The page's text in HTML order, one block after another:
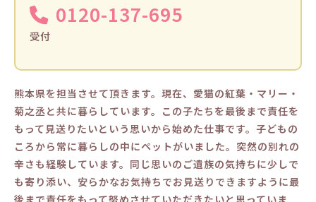
0120-137-695
受付
熊本県を担当させて頂きます。現在、愛猫の紅葉・マリー・
菊之丞と共に暮らしています。この子たちを最後まで責任を
もって見送りたいという思いから始めた仕事です。子どもの
ころから常に暮らしの中にペットがいました。突然の別れの
辛さも経験しています。同じ思いのご遺族の気持ちに少しで
も寄り添い、安らかなお気持ちでお見送りできますように最